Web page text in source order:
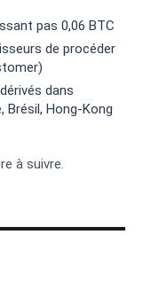
pas 0,06 BTC
de procéder
dans
Brésil, Hong-Kong
à suivre.